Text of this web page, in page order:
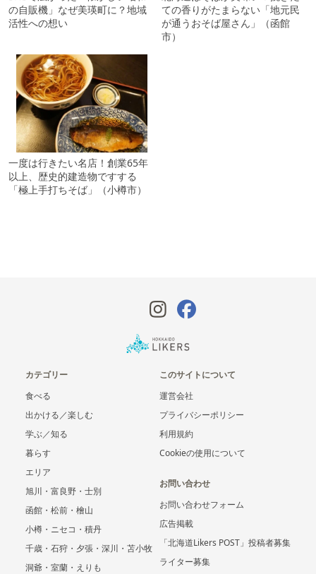
の自販機」なぜ美瑛町に？地域
活性への想い
ての香りがたまらない「地元民
が通うおそば屋さん」（函館
市）
一度は行きたい名店！創業65年
以上、歴史的建造物ですする
「極上手打ちそば」（小樽市）
カテゴリー
食べる
出かける／楽しむ
学ぶ／知る
暮らす
エリア
旭川・富良野・士別
函館・松前・檜山
小樽・ニセコ・積丹
千歳・石狩・夕張・深川・苫小牧
洞爺・室蘭・えりも
このサイトについて
運営会社
プライバシーポリシー
利用規約
Cookieの使用について
お問い合わせ
お問い合わせフォーム
広告掲載
「北海道Likers POST」投稿者募集
ライター募集